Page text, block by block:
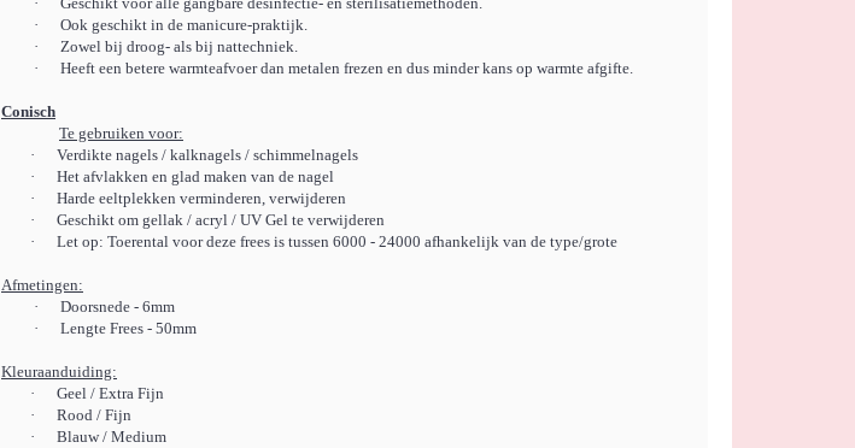
·
Ook geschikt in de manicure-praktijk.
·
Zowel bij droog- als bij nattechniek.
·
Heeft een betere warmteafvoer dan metalen frezen en dus minder kans op warmte afgifte.
Conisch
Te gebruiken voor:
·
Verdikte nagels / kalknagels / schimmelnagels
·
Het afvlakken en glad maken van de nagel
·
Harde eeltplekken verminderen, verwijderen
·
Geschikt om gellak / acryl / UV Gel te verwijderen
·
Let op: Toerental voor deze frees is tussen 6000 - 24000 afhankelijk van de type/grote
Afmetingen:
·
Doorsnede - 6mm
·
Lengte Frees - 50mm
Kleuraanduiding:
·
Geel / Extra Fijn
·
Rood / Fijn
·
Blauw / Medium